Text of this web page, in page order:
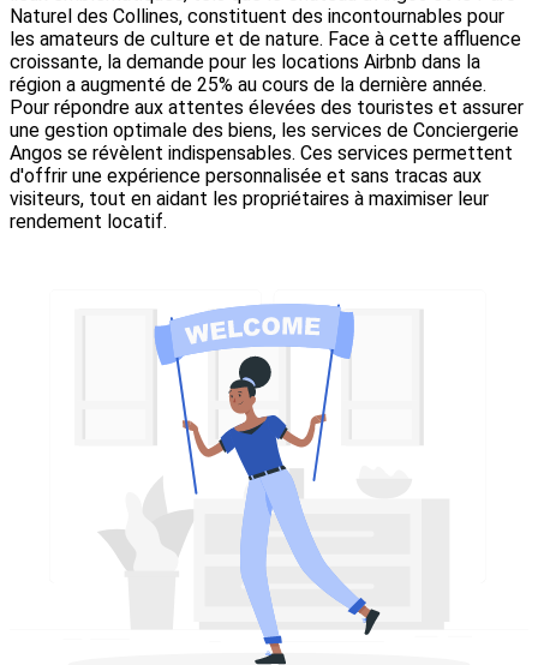
Naturel des Collines, constituent des incontournables pour
les amateurs de culture et de nature. Face à cette affluence
croissante, la demande pour les locations Airbnb dans la
région a augmenté de 25% au cours de la dernière année.
Pour répondre aux attentes élevées des touristes et assurer
une gestion optimale des biens, les services de Conciergerie
Angos se révèlent indispensables. Ces services permettent
d'offrir une expérience personnalisée et sans tracas aux
visiteurs, tout en aidant les propriétaires à maximiser leur
rendement locatif.